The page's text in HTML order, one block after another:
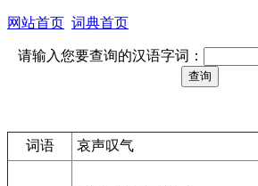
网站首页 词典首页
请输入您要查询的汉语字词：
词语 哀声叹气